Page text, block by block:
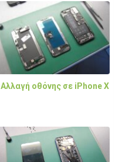
Αλλαγή οθόνης σε iPhone X